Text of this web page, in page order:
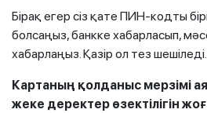
Бірақ егер сіз қате ПИН-кодты
болсаңыз, банкке хабарласып,
хабарлаңыз. Қазір ол тез шешіледі.
Картаның қолданыс мерзімі
жеке деректер өзектілігін